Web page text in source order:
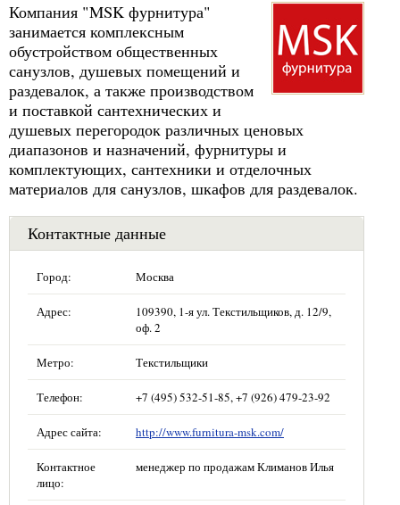
Компания "MSK фурнитура"
занимается комплексным
обустройством общественных
санузлов, душевых помещений и
раздевалок, а также производством
и поставкой сантехнических и
душевых перегородок различных ценовых
диапазонов и назначений, фурнитуры и
комплектующих, сантехники и отделочных
материалов для санузлов, шкафов для раздевалок.
Контактные данные
Город: Москва
Адрес:
109390, 1-я ул. Текстильщиков, д. 12/9,
оф. 2
Метро: Текстильщики
Телефон: +7 (495) 532-51-85, +7 (926) 479-23-92
Адрес сайта: http://www.furnitura-msk.com/
Контактное
лицо:
менеджер по продажам Климанов Илья